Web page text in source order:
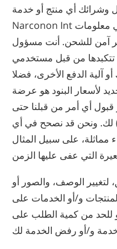
وشرائك أي منتج أو خدمة.
Narconon Int ليس مسؤول عن أي أخطاء في معلومات
آمن للشحن. أنت مسؤول
تتكبدها من قبل مستخدمي
آلية الدفع الأخرى، فضلا
لأسعار البنود هو عرضة
قبول أي أمر من قبلنا حتى
لك. ونحن قد نصحح في أي
مماثلة، على سبيل المثال
الوصف، والصور أو
و/أو الخدمات على
للحد من كمية الطلب على